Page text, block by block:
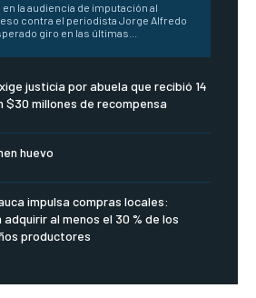
la audiencia de imputación al
contra el periodista Jorge Alfredo
giro en las últimas...
justicia por abuela que recibió 14
$30 millones de recompensa
huevo
impulsa compras locales:
al menos el 30 % de los
productores